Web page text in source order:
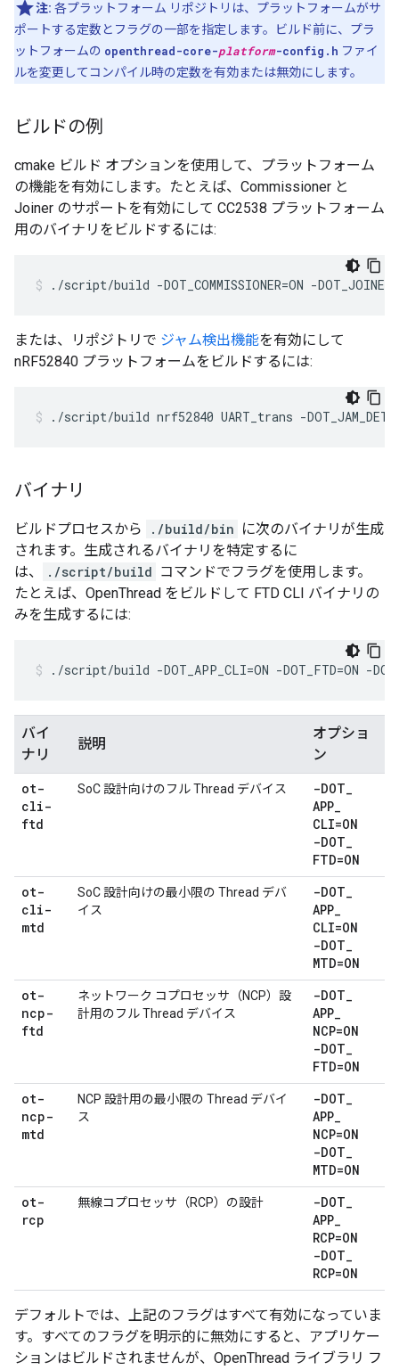
注: 各プラットフォーム リポジトリは、プラットフォームがサ
ポートする定数とフラグの一部を指定します。ビルド前に、プラ
ットフォームの openthread-core-platform-config.h ファイ
ルを変更してコンパイル時の定数を有効または無効にします。
ビルドの例
cmake ビルド オプションを使用して、プラットフォーム
の機能を有効にします。たとえば、Commissioner と
Joiner のサポートを有効にして CC2538 プラットフォーム
用のバイナリをビルドするには:
./script/build -DOT_COMMISSIONER=ON -
または、リポジトリで ジャム検出機能を有効にして
nRF52840 プラットフォームをビルドするには:
./script/build nrf52840 UART_trans -
バイナリ
ビルドプロセスから ./build/bin に次のバイナリが生成
されます。生成されるバイナリを特定するに
は、
./script/build コマンドでフラグを使用します。
たとえば、OpenThread をビルドして FTD CLI バイナリの
みを生成するには:
./script/build -DOT_APP_CLI=ON -DOT_FTD=ON -
バイ
ナリ
説明
オプショ
ン
ot-
cli-
ftd
SoC 設計向けのフル Thread デバイス -DOT_
APP_
CLI=ON
-DOT_
FTD=ON
ot-
cli-
mtd
SoC 設計向けの最小限の Thread デバ
イス
-DOT_
APP_
CLI=ON
-DOT_
MTD=ON
ot-
ncp-
ftd
ネットワーク コプロセッサ（NCP）設
計用のフル Thread デバイス
-DOT_
APP_
NCP=ON
-DOT_
FTD=ON
ot-
ncp-
mtd
NCP 設計用の最小限の Thread デバイ
ス
-DOT_
APP_
NCP=ON
-DOT_
MTD=ON
ot-
rcp
無線コプロセッサ（RCP）の設計 -DOT_
APP_
RCP=ON
-DOT_
RCP=ON
デフォルトでは、上記のフラグはすべて有効になっていま
す。すべてのフラグを明示的に無効にすると、アプリケー
ションはビルドされませんが、OpenThread ライブラリ フ